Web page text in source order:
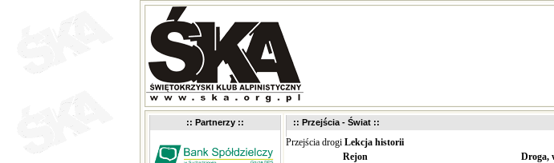
:: Partnerzy :: :: Przejścia - Świat ::
Przejścia drogi Lekcja historii
Rejon
Droga,